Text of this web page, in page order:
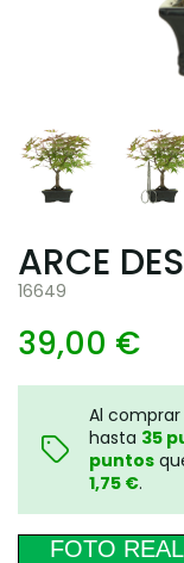
ARCE
16649
39,00 €
Al
hasta 35
puntos
1,75 €.
FOTO